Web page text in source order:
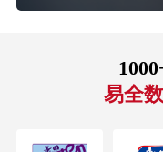
易全